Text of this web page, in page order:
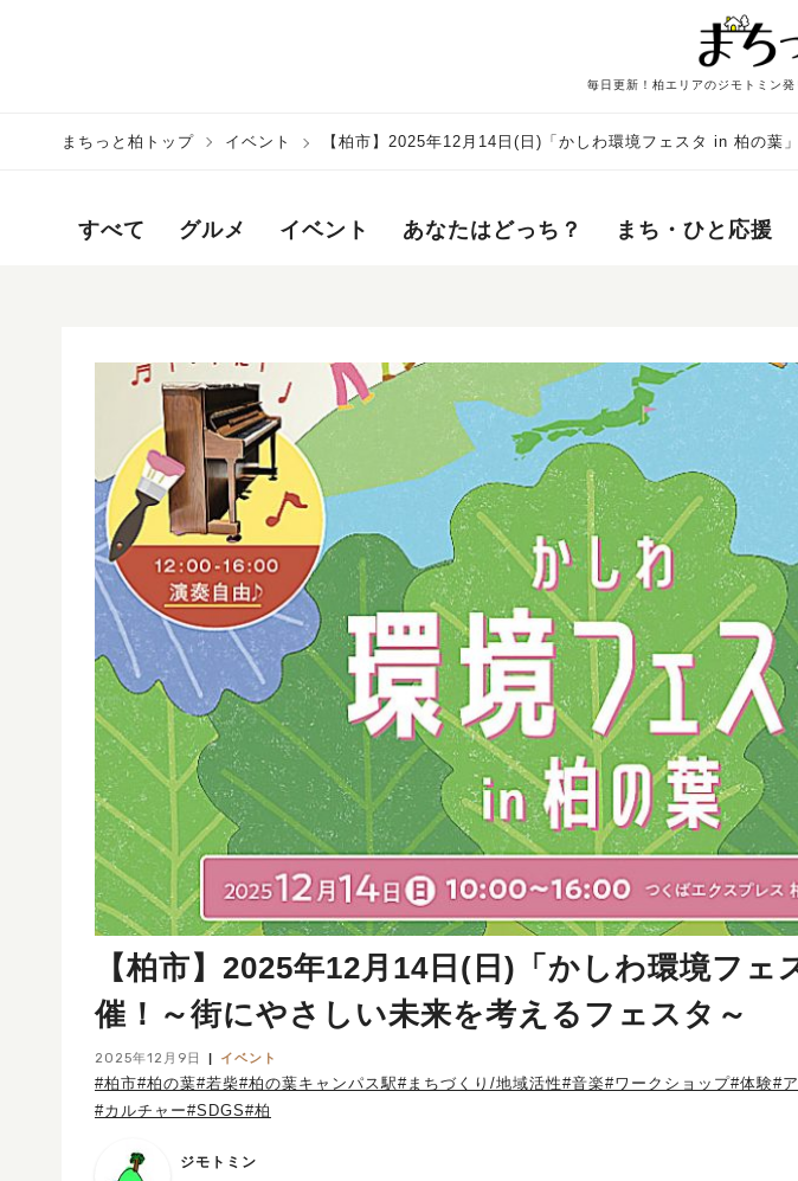
毎日更新！柏エリアのジモトミン
まちっと柏トップ イベント
【柏市】2025年12月14日(日)「かしわ環境フェスタ in 柏の葉
すべて グルメ イベント あなたはどっち？ まち・ひと応援
【柏市】2025年12月14日(日)「かしわ環境フェ
催！～街にやさしい未来を考えるフェスタ～
2025年12月9日 イベント
#柏市#柏の葉#若柴#柏の葉キャンパス駅#まちづくり/地域活性#音楽#ワークショップ#体験#
#カルチャー#SDGS#柏
ジモトミン